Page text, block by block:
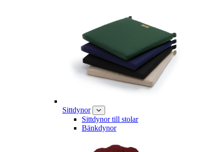
Sittdynor
Sittdynor till stolar
Bänkdynor